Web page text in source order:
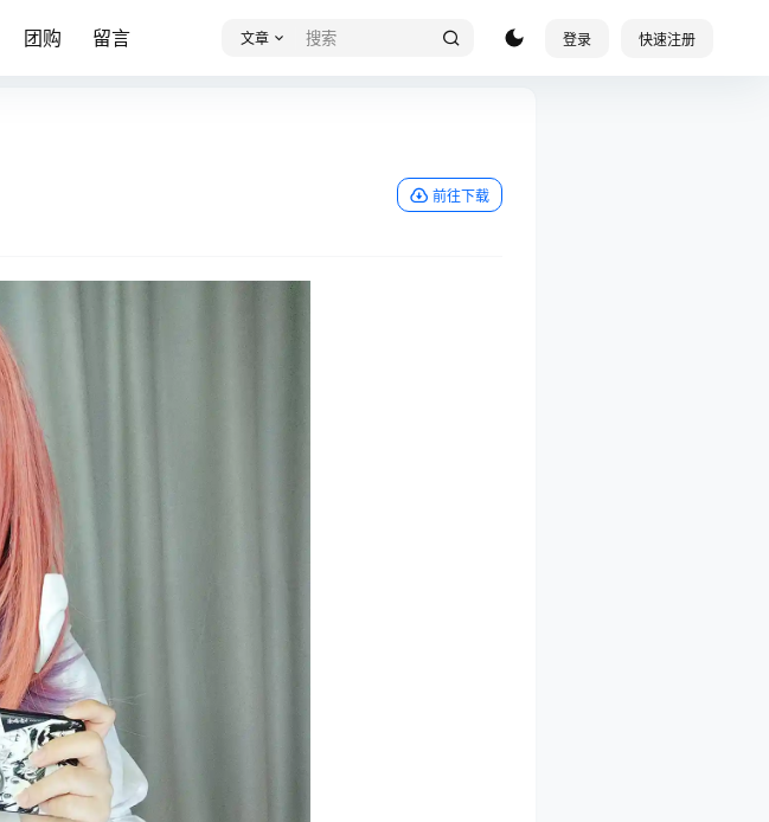
团购 留言 文章 登录 快速注册
前往下载